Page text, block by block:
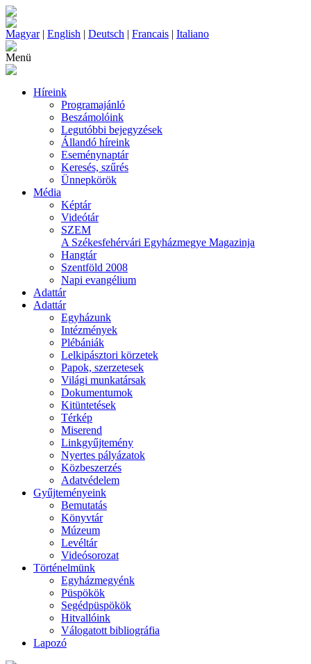
Magyar| English | Deutsch | Francais | Italiano
Menü
Híreink
Programajánló
Beszámolóink
Legutóbbi bejegyzések
Állandó híreink
Eseménynaptár
Keresés, szűrés
Ünnepkörök
Média
Képtár
Videótár
SZEM
A Székesfehérvári Egyházmegye Magazinja
Hangtár
Szentföld 2008
Napi evangélium
Adattár
Adattár
Egyházunk
Intézmények
Plébániák
Lelkipásztori körzetek
Papok, szerzetesek
Világi munkatársak
Dokumentumok
Kitüntetések
Térkép
Miserend
Linkgyűjtemény
Nyertes pályázatok
Közbeszerzés
Adatvédelem
Gyűjteményeink
Bemutatás
Könyvtár
Múzeum
Levéltár
Videósorozat
Történelmünk
Egyházmegyénk
Püspökök
Segédpüspökök
Hitvallóink
Válogatott bibliográfia
Lapozó